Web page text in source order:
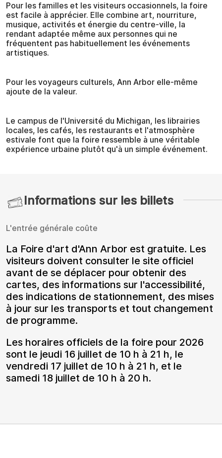
Pour les familles et les visiteurs occasionnels, la foire
est facile à apprécier. Elle combine art, nourriture,
musique, activités et énergie du centre-ville, la
rendant adaptée même aux personnes qui ne
fréquentent pas habituellement les événements
artistiques.
Pour les voyageurs culturels, Ann Arbor elle-même
ajoute de la valeur.
Le campus de l'Université du Michigan, les librairies
locales, les cafés, les restaurants et l'atmosphère
estivale font que la foire ressemble à une véritable
expérience urbaine plutôt qu'à un simple événement.
Informations sur les billets
L'entrée générale coûte
La Foire d'art d'Ann Arbor est gratuite. Les
visiteurs doivent consulter le site officiel
avant de se déplacer pour obtenir des
cartes, des informations sur l'accessibilité,
des indications de stationnement, des mises
à jour sur les transports et tout changement
de programme.
Les horaires officiels de la foire pour 2026
sont le jeudi 16 juillet de 10 h à 21 h, le
vendredi 17 juillet de 10 h à 21 h, et le
samedi 18 juillet de 10 h à 20 h.